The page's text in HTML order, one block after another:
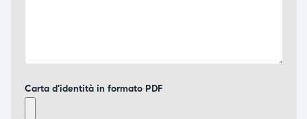
Carta d'identità in formato PDF